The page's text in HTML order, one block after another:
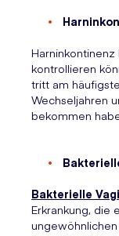
kontrollieren
tritt am
Wechseljahren
bekommen
Bakterielle
Erkrankung, die
ungewöhnlichen